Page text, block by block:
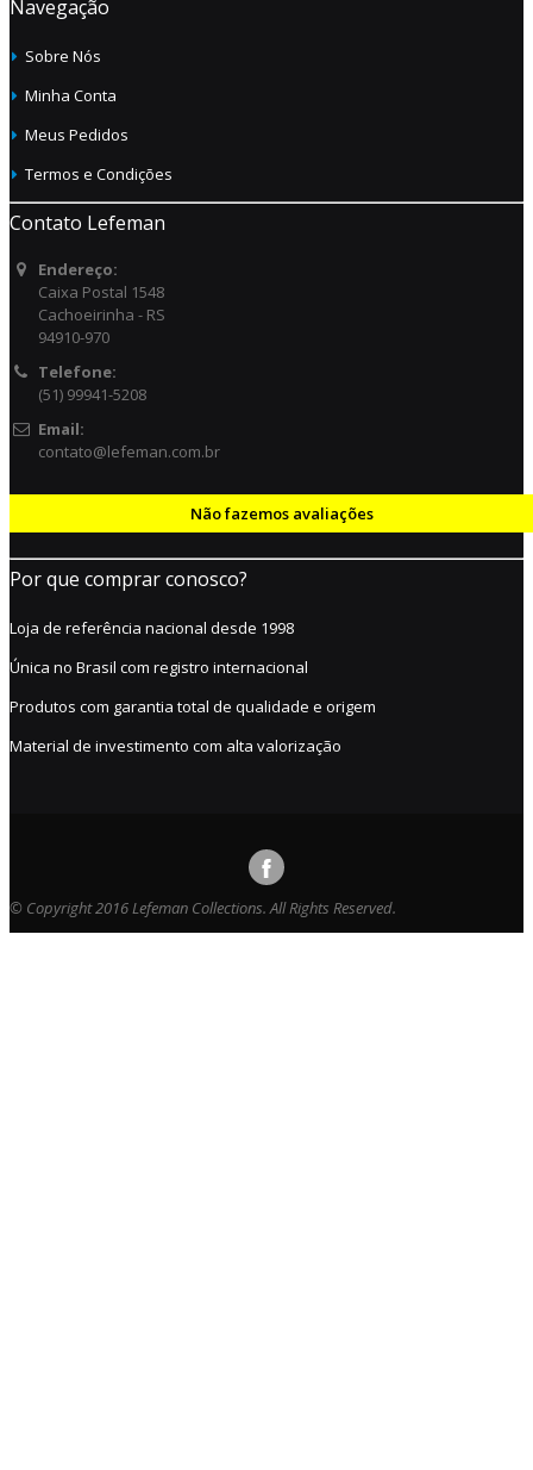
Navegação
Sobre Nós
Minha Conta
Meus Pedidos
Termos e Condições
Contato Lefeman
Endereço:
Caixa Postal 1548
Cachoeirinha - RS
94910-970
Telefone:
(51) 99941-5208
Email:
contato@lefeman.com.br
Não fazemos avaliações
Por que comprar conosco?
Loja de referência nacional desde 1998
Única no Brasil com registro internacional
Produtos com garantia total de qualidade e origem
Material de investimento com alta valorização
© Copyright 2016 Lefeman Collections. All Rights Reserved.